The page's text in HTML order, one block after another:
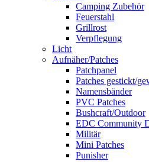
Camping Zubehör
Feuerstahl
Grillrost
Verpflegung
Licht
Aufnäher/Patches
Patchpanel
Patches gestickt/
Namensbänder
PVC Patches
Bushcraft/Outdoor
EDC Community
Militär
Mini Patches
Punisher